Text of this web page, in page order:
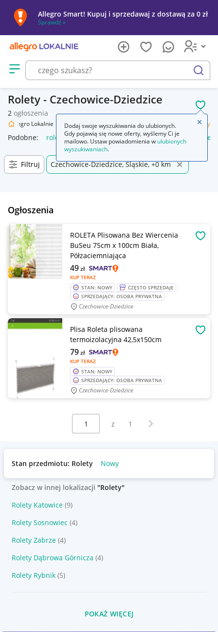
Allegro Smart! Kupuj i sprzedawaj z dostawą za 0 zł
Sprawdź »
Otwórz menu z kategoriami
szukaj
Rolety - Czechowice-Dziedzice
2 ogłoszenia
Allegro Lokalnie Dom i Ogród Wyposażenie Wystrój okien Rolety
Podobne: rolety rolety dzień noc rolety zewnętrzne
Filtruj Czechowice-Dziedzice, Śląskie, +0 km
Ogłoszenia
ROLETA Plisowana Bez Wiercenia
BuSeu 75cm x 100cm Biała,
Półzaciemniająca
KUP TERAZ
49zł
STAN: NOWY
CZĘSTO SPRZEDAJE
SPRZEDAJĄCY: OSOBA PRYWATNA
Czechowice-Dziedzice
Plisa Roleta plisowana
termoizolacyjna 42,5x150cm
KUP TERAZ
79zł
STAN: NOWY
SPRZEDAJĄCY: OSOBA PRYWATNA
Czechowice-Dziedzice
Wybierz stronę:
z 1 Następna strona
Stan przedmiotu: Rolety Nowy
Zobacz w innej lokalizacji "Rolety"
Rolety Katowice (9)
Rolety Sosnowiec (4)
Rolety Zabrze (4)
Rolety Dąbrowa Górnicza (4)
Rolety Rybnik (5)
POKAŻ WIĘCEJ
Dodaj swoje wyszukiwania do ulubionych.
Gdy pojawią się nowe oferty, wyślemy Ci je
mailowo. Ustaw powiadomienia w ulubionych
wyszukiwaniach.